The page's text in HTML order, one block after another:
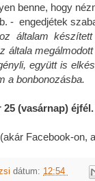
benne, hogy
- engedjétek
általam
általa
együtt is
a bonbonozásba.
25 (vasárnap) éjfél.
Facebook-on,
dátum: 12:54